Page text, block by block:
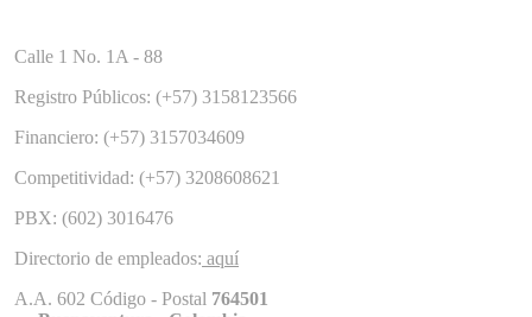
Calle 1 No. 1A - 88
Registro Públicos: (+57) 3158123566
Financiero: (+57) 3157034609
Competitividad: (+57) 3208608621
PBX: (602) 3016476
Directorio de empleados: aquí
A.A. 602 Código - Postal 764501